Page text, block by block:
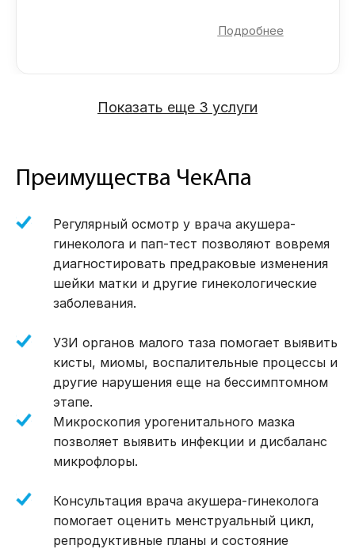
сохранить репродуктивный потенциал.
Безопасность и безболезненность, без
лучевой нагрузки
Имеются ли признаки эрозии, воспаления,
слизистой оболочки
Выявление ВПЧ-ассоциированных
изменений
Участков, которые могут быть вызваны
вирусом папилломы человека.
Точность диагностики
Возможность определить место для
прицельной биопсии, в случае
Кольпоскопия — это всесторонний взгляд
на здоровье шейки матки, который
позволяет увидеть больше и позаботиться о
себе вовремя.
Раннее выявление предраковых
состояний
Возможность подтвердить или уточнить
Точный контроль здоровья шейки матки
Подробнее
Показать еще 3 услуги
Преимущества ЧекАпа
Регулярный осмотр у врача акушера-
гинеколога и пап-тест позволяют вовремя
диагностировать предраковые изменения
шейки матки и другие гинекологические
заболевания.
УЗИ органов малого таза помогает выявить
кисты, миомы, воспалительные процессы и
другие нарушения еще на бессимптомном
этапе.
Микроскопия урогенитального мазка
позволяет выявить инфекции и дисбаланс
микрофлоры.
Консультация врача акушера-гинеколога
помогает оценить менструальный цикл,
репродуктивные планы и состояние